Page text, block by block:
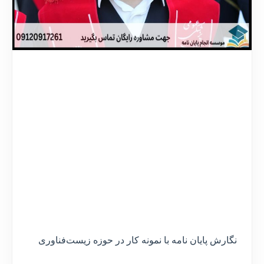
نگارش پایان نامه با نمونه کار در حوزه زیست‌فناوری